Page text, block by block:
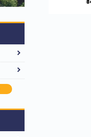
ARG340